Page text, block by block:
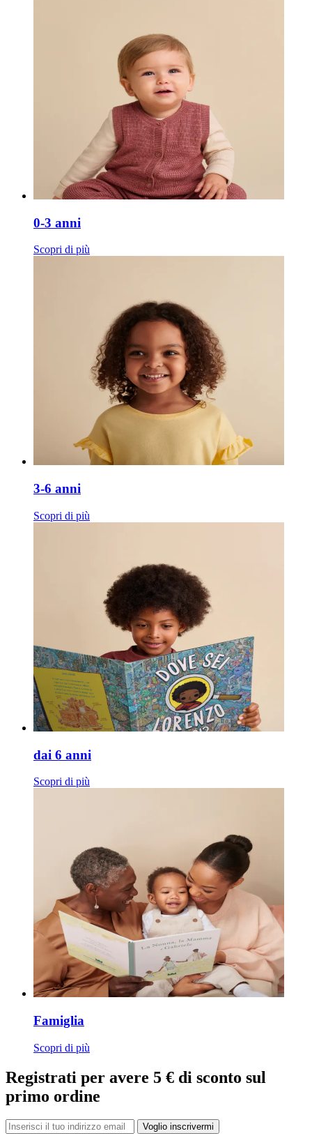
0-3 anni
Scopri di più
3-6 anni
Scopri di più
dai 6 anni
Scopri di più
Famiglia
Scopri di più
Registrati per avere 5 € di sconto sul
primo ordine
Voglio inscrivermi